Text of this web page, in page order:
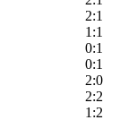
2:1
1:1
0:1
0:1
2:0
2:2
1:2